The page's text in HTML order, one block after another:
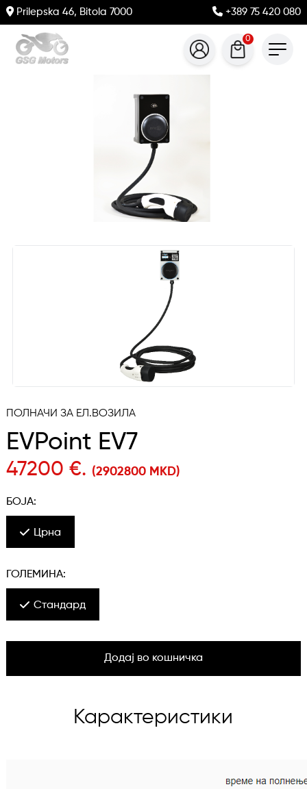
Prilepska 46, Bitola 7000 +389 75 420 080
0
ПОЛНАЧИ ЗА ЕЛ.ВОЗИЛА
EVPoint EV7
47200 €. (2902800 MKD)
БОЈА:
Црна
ГОЛЕМИНА:
Стандард
Додај во кошничка
Карактеристики